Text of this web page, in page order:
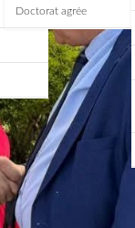
Doctorat agrée